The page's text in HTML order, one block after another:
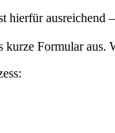
hierfür ausreichend
kurze Formular